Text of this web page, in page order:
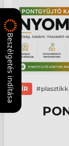
HÍR
Beszélgetés indítása